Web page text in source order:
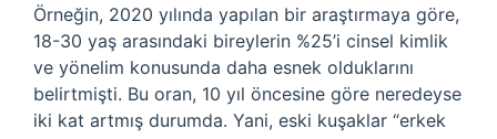
Örneğin, 2020 yılında yapılan bir araştırmaya göre,
18-30 yaş arasındaki bireylerin %25’i cinsel kimlik
ve yönelim konusunda daha esnek olduklarını
belirtmişti. Bu oran, 10 yıl öncesine göre neredeyse
iki kat artmış durumda. Yani, eski kuşaklar “erkek